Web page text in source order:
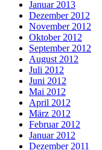
Januar 2013
Dezember 2012
November 2012
Oktober 2012
September 2012
August 2012
Juli 2012
Juni 2012
Mai 2012
April 2012
März 2012
Februar 2012
Januar 2012
Dezember 2011